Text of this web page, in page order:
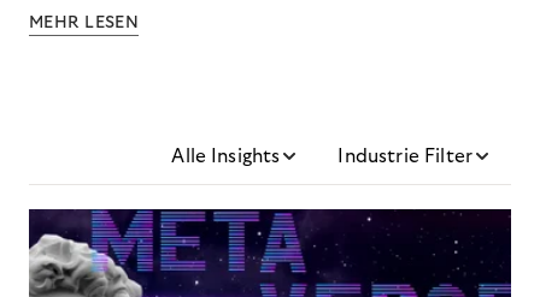
MEHR LESEN
Alle Insights Industrie Filter